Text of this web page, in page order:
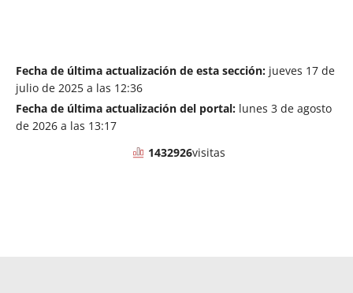
Fecha de última actualización de esta sección: jueves 17 de
julio de 2025 a las 12:36
Fecha de última actualización del portal: lunes 3 de agosto
de 2026 a las 13:17
1432926visitas